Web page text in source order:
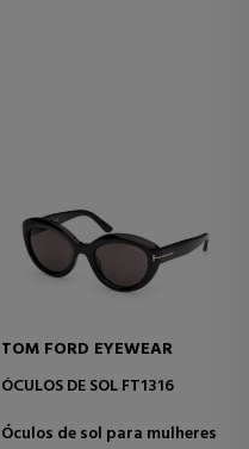
TOM FORD EYEWEAR
ÓCULOS DE SOL FT1316
Óculos de sol para mulheres